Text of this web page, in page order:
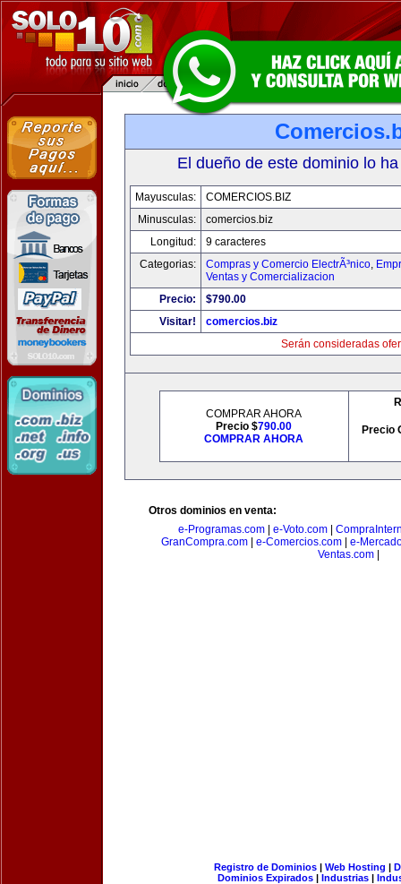
El dueño de este dominio lo
Mayusculas:
COMERCIOS.BIZ
Minusculas:
comercios.biz
Longitud:
9 caracteres
Categorias:
Compras y Comercio ElectrÃ³nico,
Ventas y Comercializacion
Precio:
$790.00
Visitar!
comercios.biz
Serán consideradas
COMPRAR AHORA
Precio $790.00
COMPRAR AHORA
Precio
Otros dominios en venta:
e-Programas.com
e-Voto.com
GranCompra.com
e-Comercios.com
e-
Ventas.com|
Registro de Dominios| Web Hosting |
Dominios Expirados | Industrias |